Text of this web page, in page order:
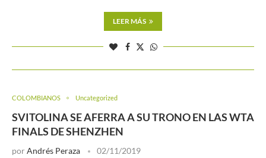
LEER MÁS
COLOMBIANOS Uncategorized
SVITOLINA SE AFERRA A SU TRONO EN LAS WTA
FINALS DE SHENZHEN
por Andrés Peraza 02/11/2019